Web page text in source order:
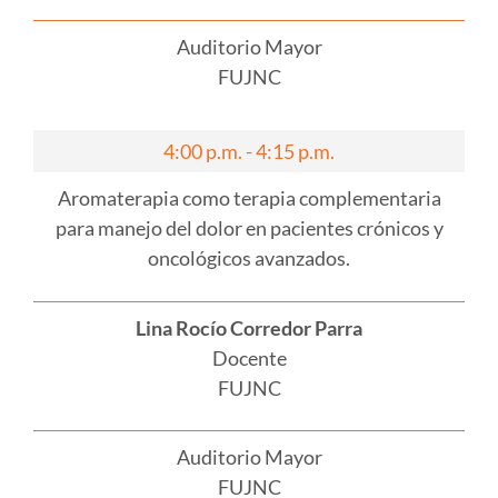
Auditorio Mayor
FUJNC
4:00 p.m. - 4:15 p.m.
Aromaterapia como terapia complementaria
para manejo del dolor en pacientes crónicos y
oncológicos avanzados.
Lina Rocío Corredor Parra
Docente
FUJNC
Auditorio Mayor
FUJNC